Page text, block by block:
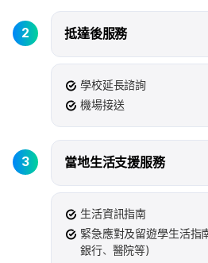
2 抵達後服務
學校延長諮詢
機場接送
3 當地生活支援服務
生活資訊指南
緊急應對及留遊學生活指
銀行、醫院等）